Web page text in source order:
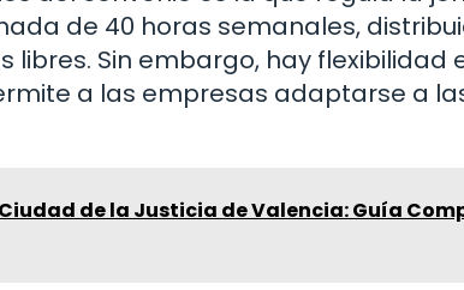
de 40 horas semanales,
Sin embargo, hay flexibilidad
a las empresas adaptarse a
de la Justicia de Valencia: Guía